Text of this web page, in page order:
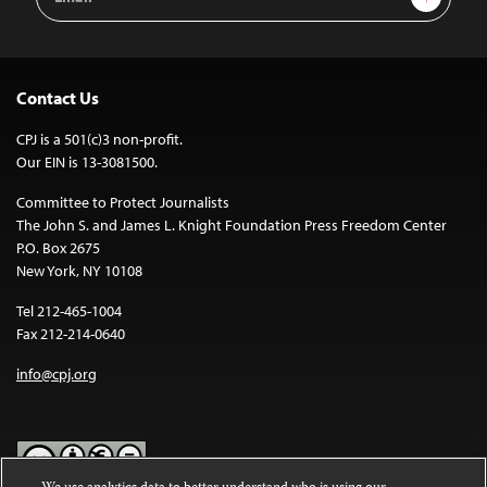
Address
Contact Us
CPJ is a 501(c)3 non-profit.
Our EIN is 13-3081500.
Committee to Protect Journalists
The John S. and James L. Knight Foundation Press Freedom Center
P.O. Box 2675
New York, NY 10108
Tel 212-465-1004
Fax 212-214-0640
info@cpj.org